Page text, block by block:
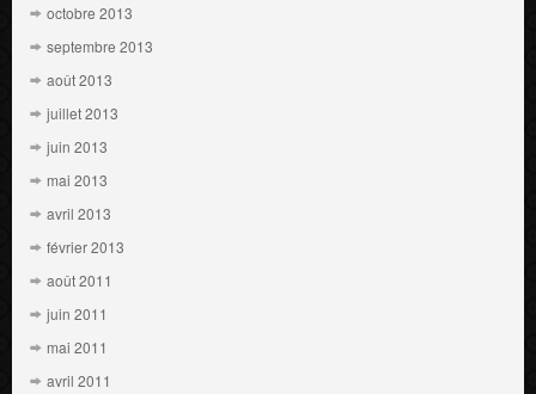
octobre 2013
septembre 2013
août 2013
juillet 2013
juin 2013
mai 2013
avril 2013
février 2013
août 2011
juin 2011
mai 2011
avril 2011